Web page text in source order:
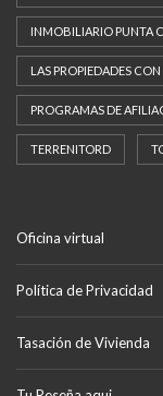
INMOBILIARIO PUNTA
LAS PROPIEDADES
PROGRAMAS DE
TERRENITORD
Oficina virtual
Política de Privacidad
Tasación de Vivienda